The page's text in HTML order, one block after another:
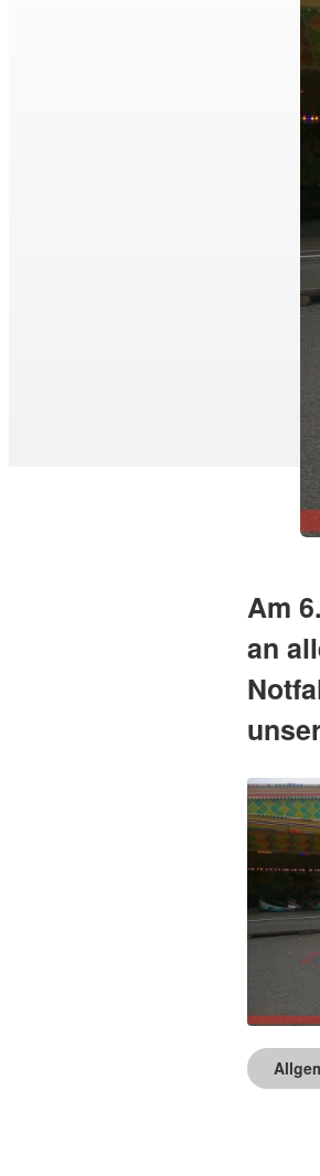
Am
an